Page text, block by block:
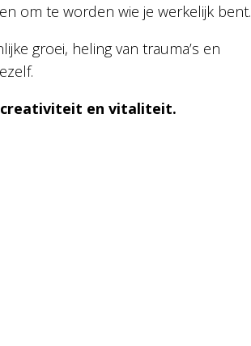
om te worden wie je werkelijk bent.
groei, heling van trauma’s en
creativiteit en vitaliteit.